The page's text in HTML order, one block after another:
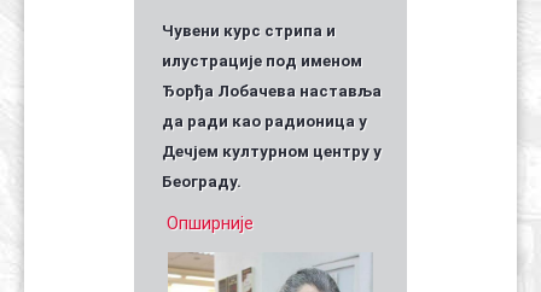
Чувени курс стрипа и
илустрације под именом
Ђорђа Лобачева наставља
да ради као радионица у
Дечјем културном центру у
Београду.
Опширније